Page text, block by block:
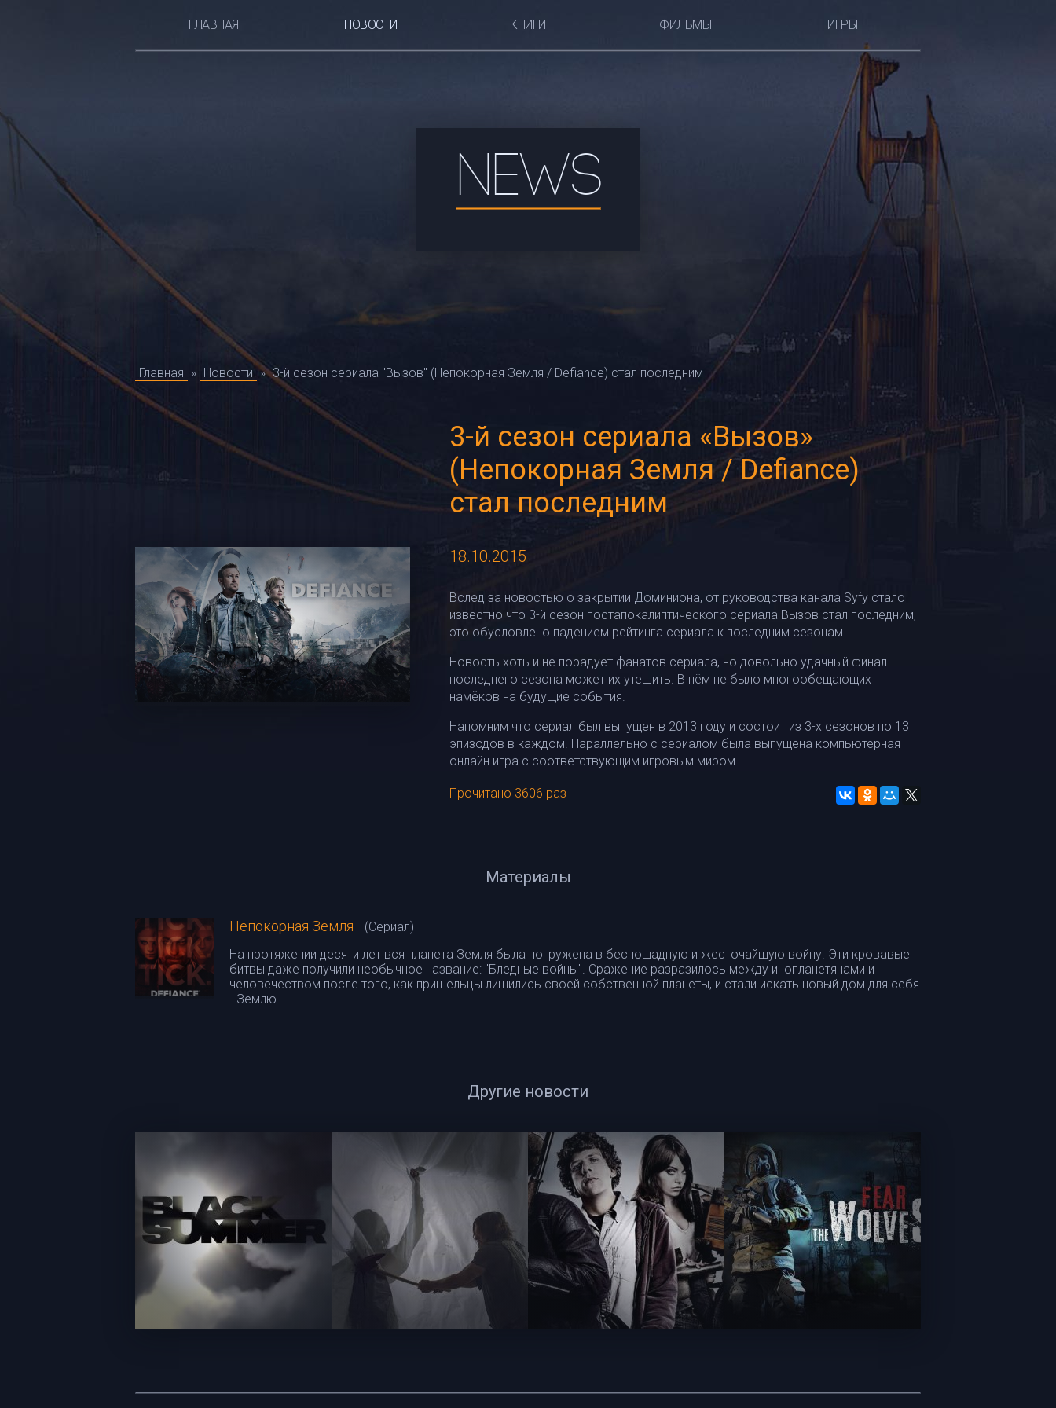
ГЛАВНАЯ НОВОСТИ КНИГИ ФИЛЬМЫ ИГРЫ
NEWS
Главная » Новости » 3-й сезон сериала "Вызов" (Непокорная Земля / Defiance) стал последним
3-й сезон сериала «Вызов»
(Непокорная Земля / Defiance)
стал последним
18.10.2015
Вслед за новостью о закрытии Доминиона, от руководства канала Syfy стало
известно что 3-й сезон постапокалиптического сериала Вызов стал последним,
это обусловлено падением рейтинга сериала к последним сезонам.
Новость хоть и не порадует фанатов сериала, но довольно удачный финал
последнего сезона может их утешить. В нём не было многообещающих
намёков на будущие события.
Напомним что сериал был выпущен в 2013 году и состоит из 3-х сезонов по 13
эпизодов в каждом. Параллельно с сериалом была выпущена компьютерная
онлайн игра с соответствующим игровым миром.
Прочитано 3606 раз
Материалы
Непокорная Земля
(Сериал)
На протяжении десяти лет вся планета Земля была погружена в беспощадную и жесточайшую войну. Эти кровавые
битвы даже получили необычное название: "Бледные войны". Сражение разразилось между инопланетянами и
человечеством после того, как пришельцы лишились своей собственной планеты, и стали искать новый дом для себя
- Землю.
Другие новости